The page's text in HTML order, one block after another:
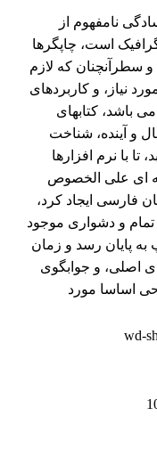
نامفهوم از
است، چاپگرها
سطرآنچنان که لازم
نیاز، و کاربردهای
باشد، کتابهای
و آینده، شناخت
با نرم افزارها
ای علی الخصوص
فارسی ایجاد کرد،
و دشواری موجود
به پایان رسد و زمان
اصلی، و جوابگوی
اساسا مورد